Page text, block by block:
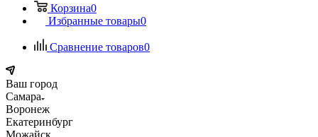
Корзина0
Избранные товары0
Сравнение товаров0
Ваш город
Самара
Воронеж
Екатеринбург
Можайск